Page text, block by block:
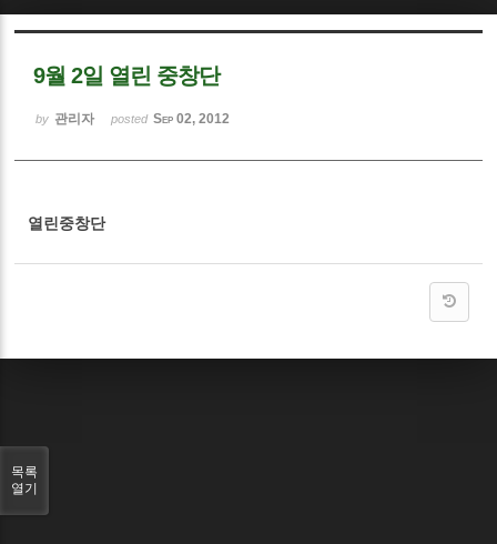
9월 2일 열린 중창단
by 관리자 posted Sep 02, 2012
열린중창단
목록
열기
Sketchbook5, 스케치북5
Sketchbook5, 스케치북5